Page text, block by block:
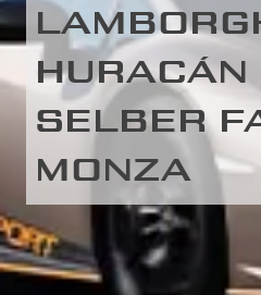
HURACÁN
SELBER
MONZA